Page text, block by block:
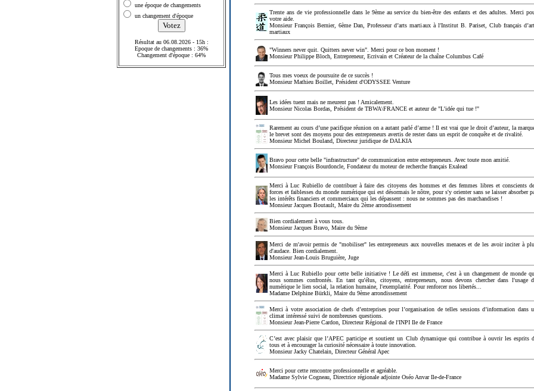
une époque de changements
un changement d'époque
Résultat au 06.08.2026 - 15h :
Epoque de changements : 36%
Changement d'époque : 64%
Trente ans de vie professionnelle dans le 9ème au service du bien-être des enfants et des adultes. Merci
votre aide.
Monsieur François Bernier, 6ème Dan, Professeur d’arts martiaux à l'Institut B. Pariset, Club français
martiaux
"Winners never quit. Quitters never win". Merci pour ce bon moment !
Monsieur Philippe Bloch, Entrepreneur, Ecrivain et Créateur de la chaîne Columbus Café
Tous mes voeux de poursuite de ce succès !
Monsieur Mathieu Boillet, Président d'ODYSSEE Venture
Les idées tuent mais ne meurent pas ! Amicalement.
Monsieur Nicolas Bordas, Président de TBWA\FRANCE et auteur de "L'idée qui tue !"
Rarement au cours d’une pacifique réunion on a autant parlé d’arme ! Il est vrai que le droit d’auteur, la
le brevet sont des moyens pour des entrepreneurs avertis de rester dans un esprit de conquête et de rivalité.
Monsieur Michel Bouland, Directeur juridique de DALKIA
Bravo pour cette belle "infrastructure" de communication entre entrepreneurs. Avec toute mon amitié.
Monsieur François Bourdoncle, Fondateur du moteur de recherche français Exalead
Merci à Luc Rubiello de contribuer à faire des citoyens des hommes et des femmes libres et conscients
forces et faiblesses du monde numérique qui est désormais le nôtre, pour s'y orienter sans se laisser absorber
les intérêts financiers et commerciaux qui les dépassent : nous ne sommes pas des marchandises !
Monsieur Jacques Boutault, Maire du 2ème arrondissement
Bien cordialement à vous tous.
Monsieur Jacques Bravo, Maire du 9ème
Merci de m'avoir permis de "mobiliser" les entrepreneurs aux nouvelles menaces et de les avoir inciter à
d'audace. Bien cordialement.
Monsieur Jean-Louis Bruguière, Juge
Merci à Luc Rubiello pour cette belle initiative ! Le défi est immense, c'est à un changement de monde
nous sommes confrontés. En tant qu'élus, citoyens, entrepreneurs, nous devons chercher dans l'usage
numérique le lien social, la relation humaine, l'exemplarité. Pour renforcer nos libertés...
Madame Delphine Bürkli, Maire du 9ème arrondissement
Merci à votre association de chefs d’entreprises pour l’organisation de telles sessions d’information dans
climat intéressé suivi de nombreuses questions.
Monsieur Jean-Pierre Cardon, Directeur Régional de l'INPI Ile de France
C’est avec plaisir que l’APEC participe et soutient un Club dynamique qui contribue à ouvrir les esprits
tous et à encourager la curiosité nécessaire à toute innovation.
Monsieur Jacky Chatelain, Directeur Général Apec
Merci pour cette rencontre professionnelle et agréable.
Madame Sylvie Cogneau, Directrice régionale adjointe Oséo Anvar Ile-de-France